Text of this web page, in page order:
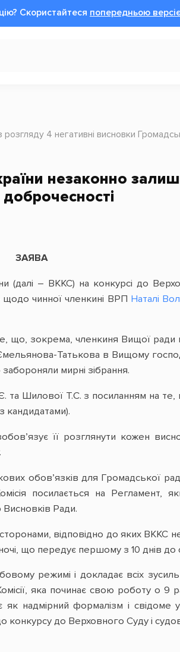
Cкористайтеся попередньою
розгляду 4 негативні висновки
незаконно
ЗАЯВА
(далі – ВККС) на конкурсі до
чинної членкині ВРП Наталі
що, зокрема, членкиня Вищої
Татькова в Вищому
мирні зібрання.
та Шилової Т.С. з посиланням на
кандидатами).
її розглянути кожен
обов’язків для Громадської
посилається на Регламент,
Ради.
відповідно до яких ВККС
що передує першому з 10 днів до
режимі і докладає всіх
яка починає свою роботу о 9
надмірний формалізм і свідоме
конкурсу до Верховного Суду і